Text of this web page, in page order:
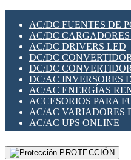
SWITCH Y
TARJETAS PI
UNIÓN Y
PLACAS
SWITCHES Y REDES
SOLUCIONES IOT
SOLUCIONES
SOLUCIONES RED
SEGURIDAD PARA
SWITCHES LAN
TELEFONÍA IP (VOIP)
VIGILANCIA IP
MESHTASTIC
AC/DC FUENTES DE
AC/DC
AC/DC DRIVERS LED
DC/DC
DC/DC
DC/AC INVERSORES
AC/AC ENERGÍAS
ACCESORIOS PARA
AC/AC VARIADORES
AC/AC UPS ONLINE
PROTECCIÓN